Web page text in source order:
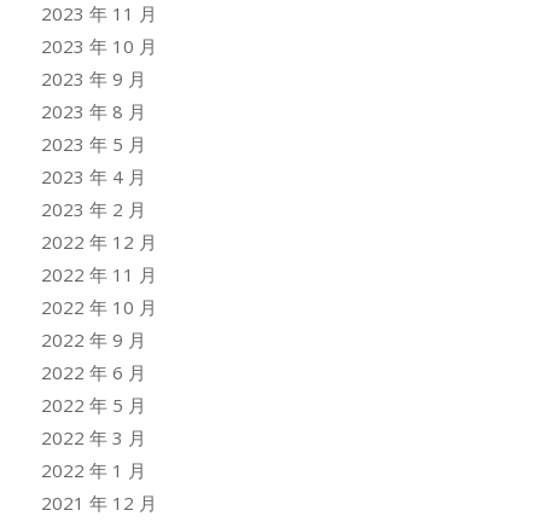
2023 年 11 月
2023 年 10 月
2023 年 9 月
2023 年 8 月
2023 年 5 月
2023 年 4 月
2023 年 2 月
2022 年 12 月
2022 年 11 月
2022 年 10 月
2022 年 9 月
2022 年 6 月
2022 年 5 月
2022 年 3 月
2022 年 1 月
2021 年 12 月